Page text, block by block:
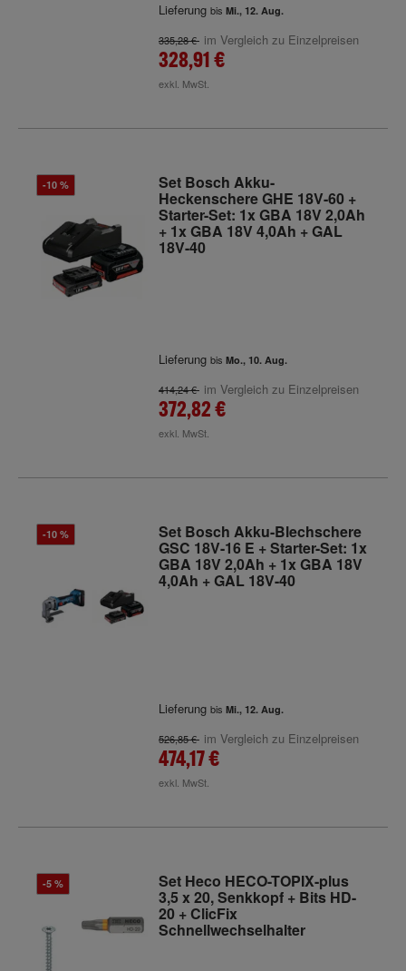
Lieferung bis Mi., 12. Aug.
335,28 € im Vergleich zu Einzelpreisen
328,91 €
exkl. MwSt.
-10 % Set Bosch Akku-
Heckenschere GHE 18V-60 +
Starter-Set: 1x GBA 18V 2,0Ah
+ 1x GBA 18V 4,0Ah + GAL
18V-40
Lieferung bis Mo., 10. Aug.
414,24 € im Vergleich zu Einzelpreisen
372,82 €
exkl. MwSt.
-10 % Set Bosch Akku-Blechschere
GSC 18V-16 E + Starter-Set: 1x
GBA 18V 2,0Ah + 1x GBA 18V
4,0Ah + GAL 18V-40
Lieferung bis Mi., 12. Aug.
526,85 € im Vergleich zu Einzelpreisen
474,17 €
exkl. MwSt.
-5 % Set Heco HECO-TOPIX-plus
3,5 x 20, Senkkopf + Bits HD-
20 + ClicFix
Schnellwechselhalter